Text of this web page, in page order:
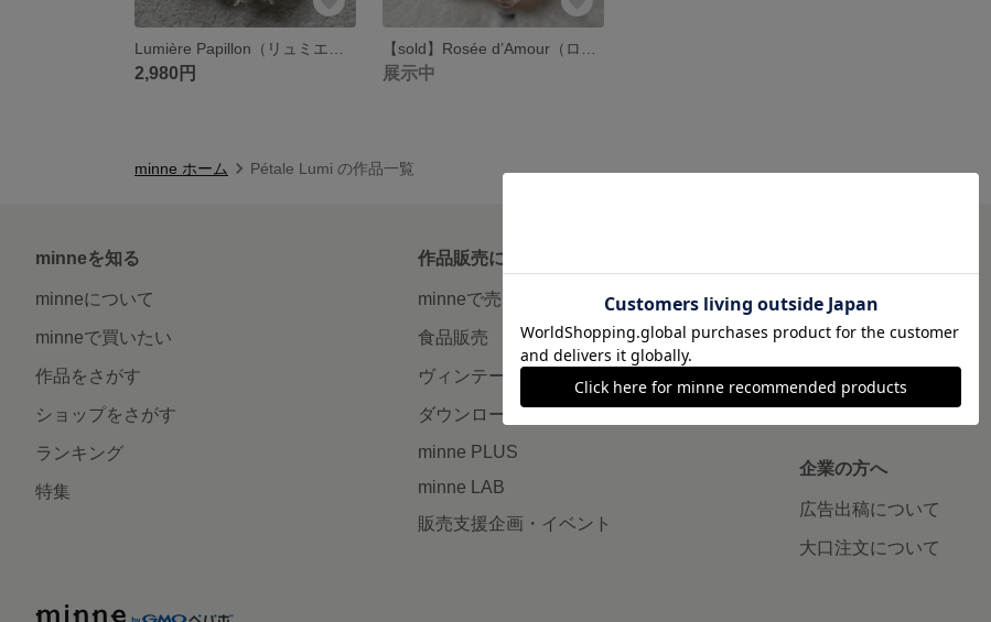
2,980円 展示中
minne ホーム Pétale Lumi の作品一覧
minneを知る
minneについて
minneで買いたい
作品をさがす
ショップをさがす
ランキング
特集
作品販売について
minneで売りたい
食品販売
ヴィンテージ販売
ダウンロード販売
minne PLUS
minne LAB
販売支援企画・イベント
minneとものづくりと
minne学習帖
企業の方へ
広告出稿について
大口注文について